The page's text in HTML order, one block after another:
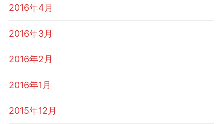
2016年4月
2016年3月
2016年2月
2016年1月
2015年12月